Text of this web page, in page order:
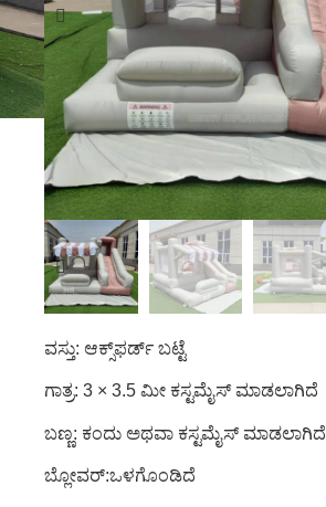
ವಸ್ತು: ಆಕ್ಸ್‌ಫರ್ಡ್ ಬಟ್ಟೆ
ಗಾತ್ರ: 3 × 3.5 ಮೀ ಕಸ್ಟಮೈಸ್ ಮಾಡಲಾಗಿದೆ
ಬಣ್ಣ: ಕಂದು ಅಥವಾ ಕಸ್ಟಮೈಸ್ ಮಾಡಲಾಗಿದೆ
ಬ್ಲೋವರ್:ಒಳಗೊಂಡಿದೆ